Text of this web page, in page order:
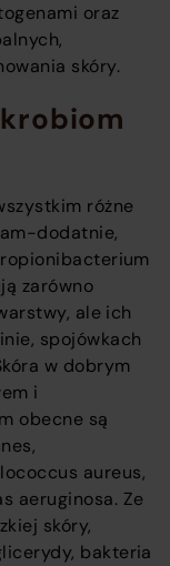
oraz
skóry.
różne
dodatnie,
zarówno
ale ich
spojówkach
w dobrym
i
obecne są
aureus,
aeruginosa. Ze
skóry,
bakteria